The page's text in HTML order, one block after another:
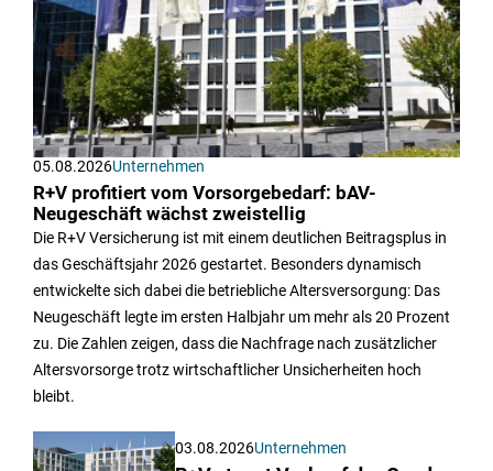
05.08.2026Unternehmen
R+V profitiert vom Vorsorgebedarf: bAV-
Neugeschäft wächst zweistellig
Die R+V Versicherung ist mit einem deutlichen Beitragsplus in
das Geschäftsjahr 2026 gestartet. Besonders dynamisch
entwickelte sich dabei die betriebliche Altersversorgung: Das
Neugeschäft legte im ersten Halbjahr um mehr als 20 Prozent
zu. Die Zahlen zeigen, dass die Nachfrage nach zusätzlicher
Altersvorsorge trotz wirtschaftlicher Unsicherheiten hoch
bleibt.
03.08.2026Unternehmen